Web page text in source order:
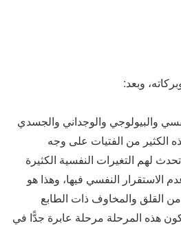
وبعد:
والبيولوجي والوجداني والجسدي
الكثير من الفتيات على وجه
لهم التغيرات النفسية الكثيرة
النفسي فيها، وهذا هو
القلق والمخاوف ذات الطابع
هذه المرحلة مرحلة عابرة جدًّا في